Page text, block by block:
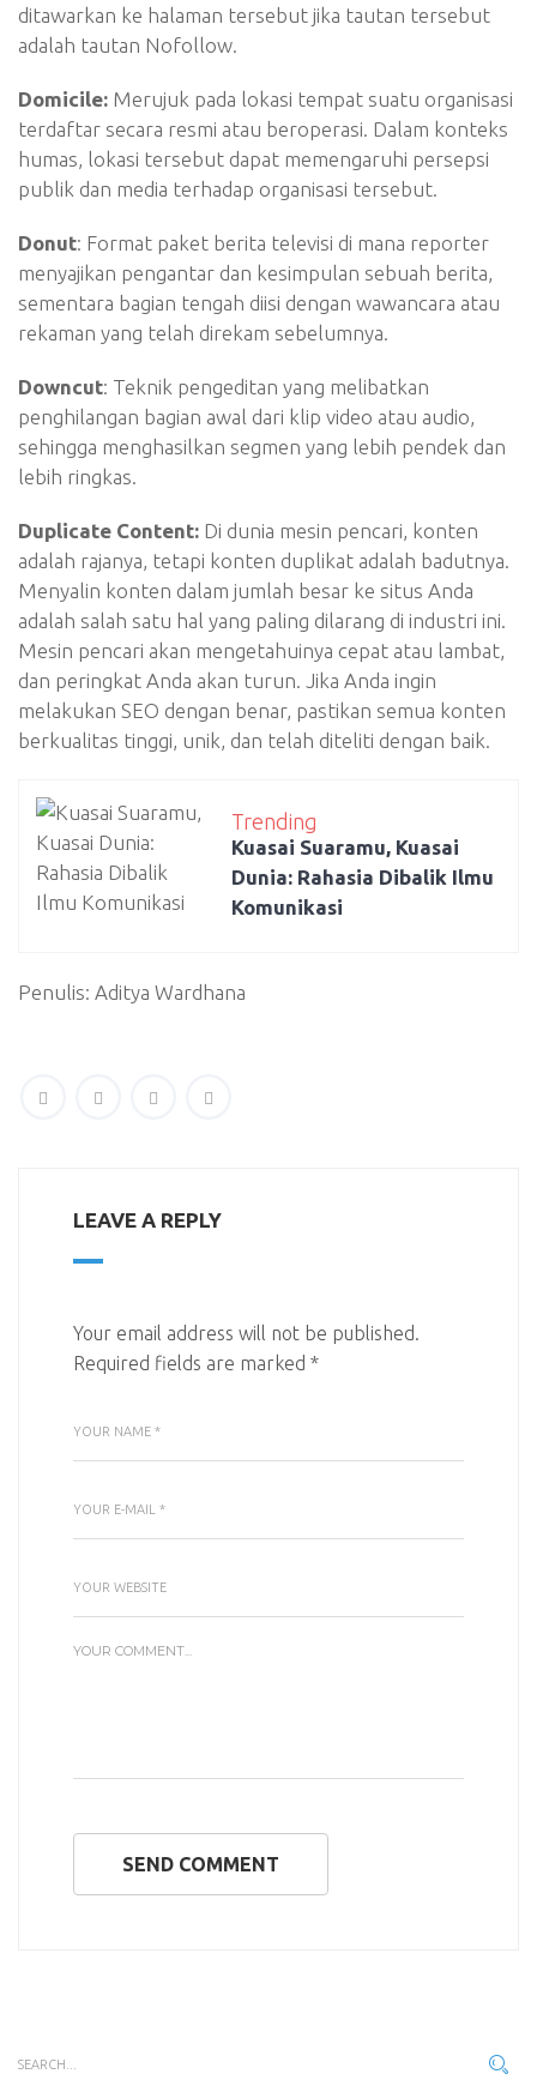
ditawarkan ke halaman tersebut jika tautan tersebut
adalah tautan Nofollow.
Domicile: Merujuk pada lokasi tempat suatu organisasi
terdaftar secara resmi atau beroperasi. Dalam konteks
humas, lokasi tersebut dapat memengaruhi persepsi
publik dan media terhadap organisasi tersebut.
Donut: Format paket berita televisi di mana reporter
menyajikan pengantar dan kesimpulan sebuah berita,
sementara bagian tengah diisi dengan wawancara atau
rekaman yang telah direkam sebelumnya.
Downcut: Teknik pengeditan yang melibatkan
penghilangan bagian awal dari klip video atau audio,
sehingga menghasilkan segmen yang lebih pendek dan
lebih ringkas.
Duplicate Content: Di dunia mesin pencari, konten
adalah rajanya, tetapi konten duplikat adalah badutnya.
Menyalin konten dalam jumlah besar ke situs Anda
adalah salah satu hal yang paling dilarang di industri ini.
Mesin pencari akan mengetahuinya cepat atau lambat,
dan peringkat Anda akan turun. Jika Anda ingin
melakukan SEO dengan benar, pastikan semua konten
berkualitas tinggi, unik, dan telah diteliti dengan baik.
Trending
Kuasai Suaramu, Kuasai
Dunia: Rahasia Dibalik Ilmu
Komunikasi
Penulis: Aditya Wardhana
LEAVE A REPLY
Your email address will not be published.
Required fields are marked *
SEND COMMENT